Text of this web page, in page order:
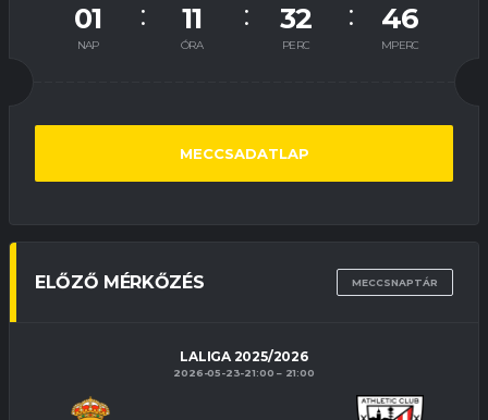
01
NAP
11
ÓRA
32
PERC
46
MPERC
MECCSADATLAP
ELŐZŐ MÉRKŐZÉS MECCSNAPTÁR
LALIGA 2025/2026
2026-05-23-21:00 21:00